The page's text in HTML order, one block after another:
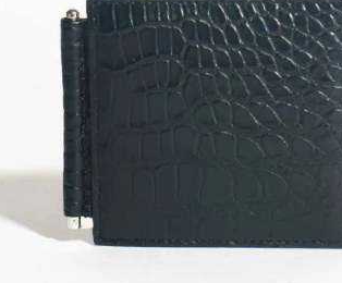
リュックサック
ランキング トピック